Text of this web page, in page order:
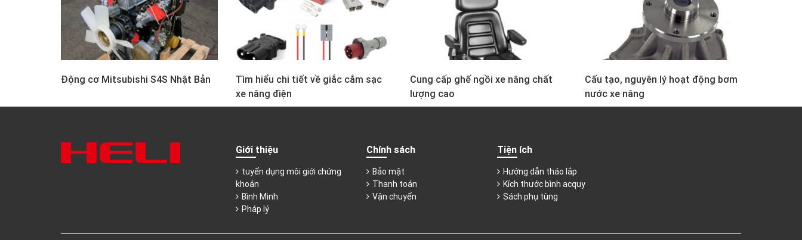
Động cơ Mitsubishi S4S Nhật Bản
Tìm hiểu chi tiết về giắc cắm sạc
xe nâng điện
Cung cấp ghế ngồi xe nâng chất
lượng cao
Cấu tạo, nguyên lý hoạt động bơm
nước xe nâng
Giới thiệu
tuyển dụng môi giới chứng
khoán
Bình Minh
Pháp lý
Chính sách
Bảo mật
Thanh toán
Vận chuyển
Tiện ích
Hướng dẫn tháo lắp
Kích thước bình acquy
Sách phụ tùng